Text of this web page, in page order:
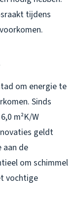
tijdens
om energie te
Sinds
m²K/W
geldt
aan de
om schimmel
vochtige